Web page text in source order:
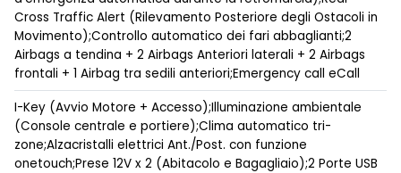
Cross Traffic Alert (Rilevamento Posteriore degli Ostacoli in
Movimento);Controllo automatico dei fari abbaglianti;2
Airbags a tendina + 2 Airbags Anteriori laterali + 2 Airbags
frontali + 1 Airbag tra sedili anteriori;Emergency call eCall
I-Key (Avvio Motore + Accesso);Illuminazione ambientale
(Console centrale e portiere);Clima automatico tri-
zone;Alzacristalli elettrici Ant./Post. con funzione
onetouch;Prese 12V x 2 (Abitacolo e Bagagliaio);2 Porte USB